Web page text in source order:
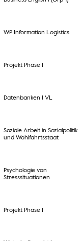
WP Information Logistics
Projekt Phase I
Datenbanken I VL
Soziale Arbeit in Sozialpolitik
und Wohlfahrtsstaat
Psychologie von
Stresssituationen
Projekt Phase I